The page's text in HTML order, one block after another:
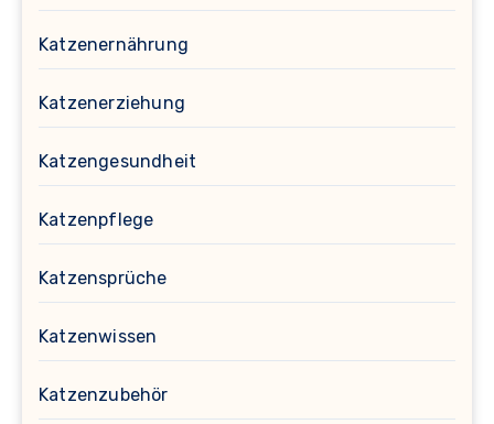
Katzenernährung
Katzenerziehung
Katzengesundheit
Katzenpflege
Katzensprüche
Katzenwissen
Katzenzubehör